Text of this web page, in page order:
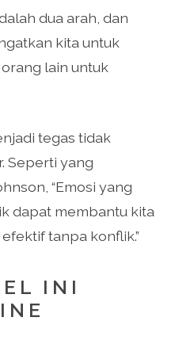
dua arah, dan
kita untuk
lain untuk
tegas tidak
Seperti yang
“Emosi yang
dapat membantu kita
tanpa konflik.”
INI